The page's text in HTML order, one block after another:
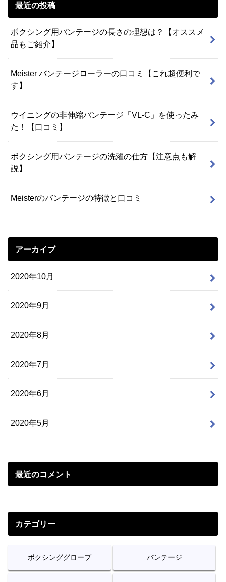
最近の投稿
ボクシング用バンテージの長さの理想は？【オススメ
品もご紹介】
Meister バンテージローラーの口コミ【これ超便利で
す】
ウイニングの非伸縮バンテージ「VL-C」を使ったみ
た！【口コミ】
ボクシング用バンテージの洗濯の仕方【注意点も解
説】
Meisterのバンテージの特徴と口コミ
アーカイブ
2020年10月
2020年9月
2020年8月
2020年7月
2020年6月
2020年5月
最近のコメント
カテゴリー
ボクシンググローブ バンテージ